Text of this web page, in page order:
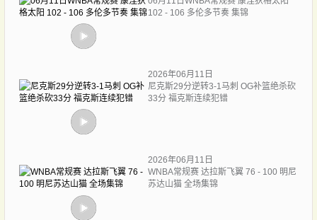
102 - 106 多伦多节奏 集锦
2026年06月11日
尼克斯29分逆转3-1马刺 OG补篮绝杀砍
33分 福克斯连续犯错
2026年06月11日
WNBA常规赛 达拉斯飞翼 76 - 100 明尼
苏达山猫 全场集锦